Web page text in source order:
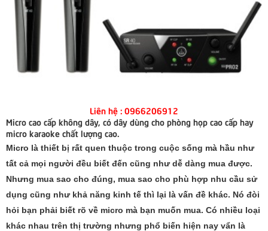
Liên hệ : 0966206912
Micro cao cấp không dây, có dây dùng cho phòng họp cao cấp hay
micro karaoke chất lượng cao.
Micro là thiết bị rất quen thuộc trong cuộc sống mà hầu như
tất cả mọi người đều biết đến cũng như dễ dàng mua được.
Nhưng mua sao cho đúng, mua sao cho phù hợp nhu cầu sử
dụng cũng như khả năng kinh tế thì lại là vấn đề khác. Nó đòi
hỏi bạn phải biết rõ về micro mà bạn muốn mua. Có nhiều loại
khác nhau trên thị trường nhưng phổ biến hiện nay vẩn là